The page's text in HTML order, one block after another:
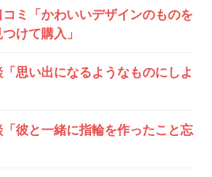
ミ「かわいいデザインのものを
けて購入」
思い出になるようなものにしよ
彼と一緒に指輪を作ったこと忘